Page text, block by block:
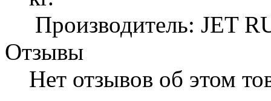
Производитель: JET
Отзывы
Нет отзывов об этом